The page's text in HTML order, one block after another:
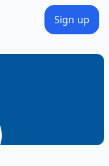
Sign up